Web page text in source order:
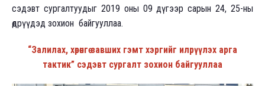
сэдэвт сургалтуудыг 2019 оны 09 дүгээр сарын 24, 25-ны
өдрүүдэд зохион байгууллаа.
“Залилах, хөрөнгө завших гэмт хэргийг илрүүлэх арга
тактик” сэдэвт сургалт зохион байгууллаа